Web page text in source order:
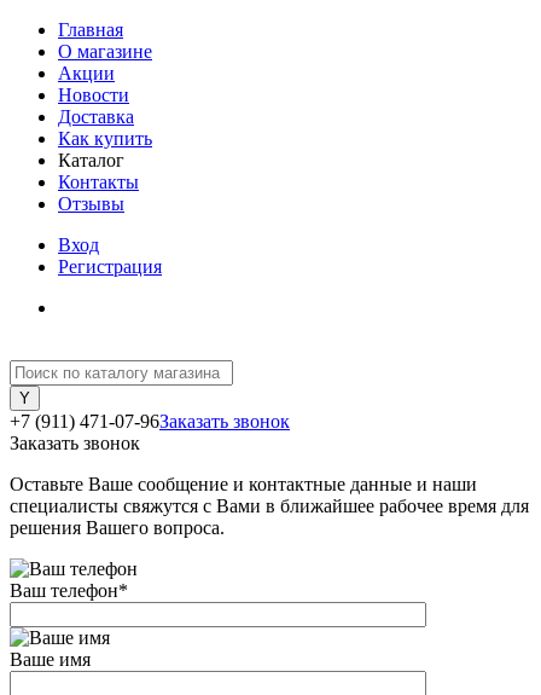
Главная
О магазине
Акции
Новости
Доставка
Как купить
Каталог
Контакты
Отзывы
Вход
Регистрация
+7 (911) 471-07-96Заказать звонок
Заказать звонок
Оставьте Ваше сообщение и контактные данные и наши
специалисты свяжутся с Вами в ближайшее рабочее время для
решения Вашего вопроса.
Ваш телефон*
Ваше имя